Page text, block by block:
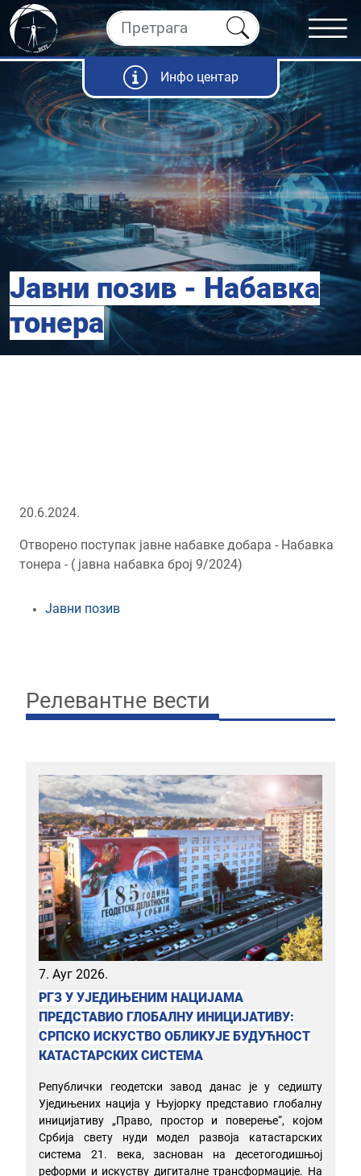
Инфо центар
Јавни позив - Набавка
тонера
20.6.2024.
Oтворено поступак јавне набавке добара - Набавка
тонера - ( јавна набавка број 9/2024)
Јавни позив
Релевантне вести
7. Ауг 2026.
РГЗ У УЈЕДИЊЕНИМ НАЦИЈАМА
ПРЕДСТАВИО ГЛОБАЛНУ ИНИЦИЈАТИВУ:
СРПСКО ИСКУСТВО ОБЛИКУЈЕ БУДУЋНОСТ
КАТАСТАРСКИХ СИСТЕМА
Републички геодетски завод данас је у седишту
Уједињених нација у Њујорку представио глобалну
иницијативу „Право, простор и поверење“, којом
Србија свету нуди модел развоја катастарских
система 21. века, заснован на десетогодишњој
реформи и искуству дигиталне трансформације. На